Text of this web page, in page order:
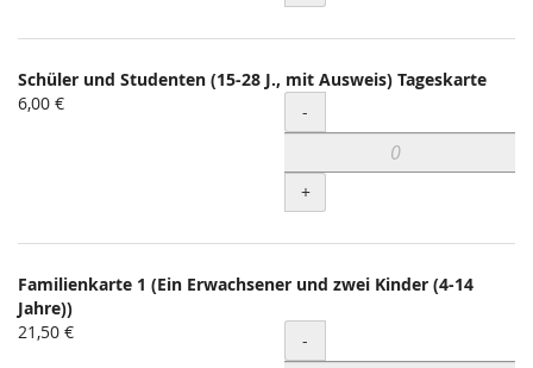
Schüler und Studenten (15-28 J., mit Ausweis) Tageskarte
6,00 €
Menge
-
+
Familienkarte 1 (Ein Erwachsener und zwei Kinder (4-14
Jahre))
21,50 €
Menge
-